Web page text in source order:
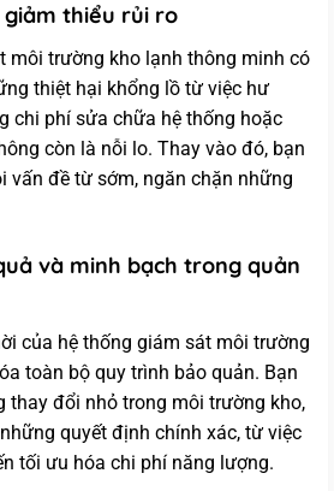
giảm thiểu rủi ro
môi trường kho lạnh thông minh có
thiệt hại khổng lồ từ việc hư
chi phí sửa chữa hệ thống hoặc
còn là nỗi lo. Thay vào đó, bạn
vấn đề từ sớm, ngăn chặn những
và minh bạch trong quản
của hệ thống giám sát môi trường
toàn bộ quy trình bảo quản. Bạn
thay đổi nhỏ trong môi trường kho,
quyết định chính xác, từ việc
tối ưu hóa chi phí năng lượng.